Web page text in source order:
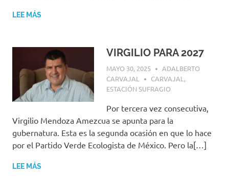
LEE MÁS
VIRGILIO PARA 2027
MAYO 30, 2025
ADALBERTO
CARVAJAL
CARVAJAL ,
ESTACIÓN SUFRAGIO
Por tercera vez consecutiva,
Virgilio Mendoza Amezcua se apunta para la
gubernatura. Esta es la segunda ocasión en que lo hace
por el Partido Verde Ecologista de México. Pero la[…]
LEE MÁS